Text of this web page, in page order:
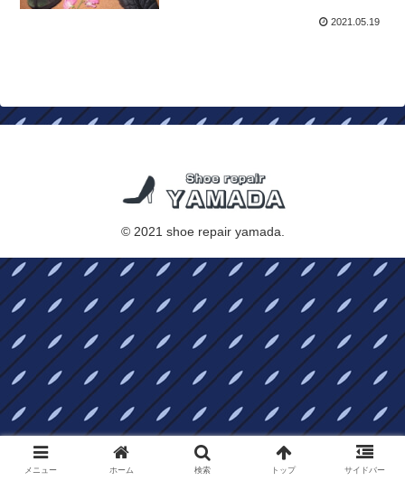
2021.05.19
© 2021 shoe repair yamada.
メニュー ホーム 検索 トップ サイドバー